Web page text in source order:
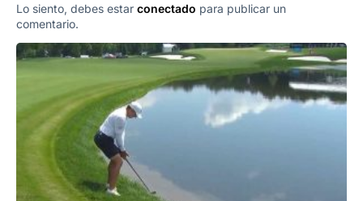
Lo siento, debes estar conectado para publicar un
comentario.